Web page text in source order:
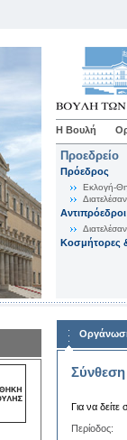
Η Βουλή
Προεδρείο
Πρόεδρος
Εκλογή-
Αντιπρόεδροι
Κοσμήτορες
Για να δείτε
Περίοδος: